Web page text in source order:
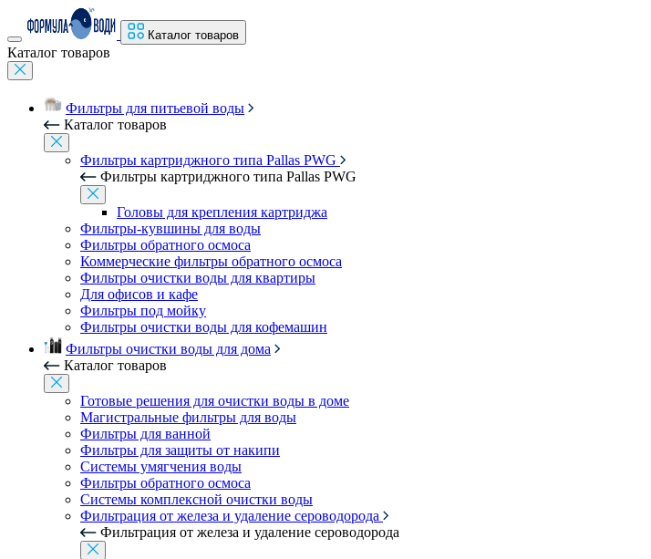
Каталог товаров
Каталог товаров
Фильтры для питьевой воды
Каталог товаров
Фильтры картриджного типа Pallas PWG
Фильтры картриджного типа Pallas PWG
Головы для крепления картриджа
Фильтры-кувшины для воды
Фильтры обратного осмоса
Коммерческие фильтры обратного осмоса
Фильтры очистки воды для квартиры
Для офисов и кафе
Фильтры под мойку
Фильтры очистки воды для кофемашин
Фильтры очистки воды для дома
Каталог товаров
Готовые решения для очистки воды в доме
Магистральные фильтры для воды
Фильтры для ванной
Фильтры для защиты от накипи
Системы умягчения воды
Фильтры обратного осмоса
Системы комплексной очистки воды
Фильтрация от железа и удаление сероводорода
Фильтрация от железа и удаление сероводорода